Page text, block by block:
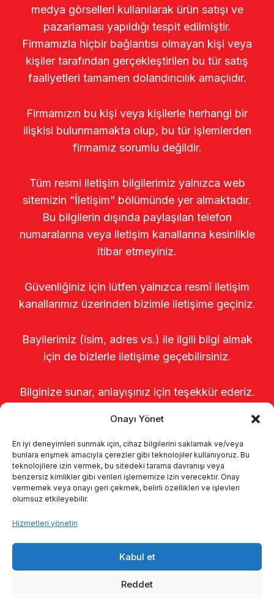
Onayı Yönet
En iyi deneyimleri sunmak için, cihaz bilgilerini saklamak ve/veya
bunlara erişmek amacıyla çerezler gibi teknolojiler kullanıyoruz. Bu
teknolojilere izin vermek, bu sitedeki tarama davranışı veya
benzersiz kimlikler gibi verileri işlememize izin verecektir. Onay
vermemek veya onayı geri çekmek, belirli özellikleri ve işlevleri
olumsuz etkileyebilir.
Hizmetleri yönetin
Kabul et
Reddet
medya görselleri kullanılarak ürün satışı ve
pazarlaması yapıldığı tespit edilmiştir.
Firmamızla hiçbir bağlantısı olmayan kişi veya
kişiler tarafından gerçekleştirilen bu tür satış
faaliyetleri tamamen dolandırıcılık amaçlıdır.
Firmamızın bu kişi veya kişilerle herhangi bir
ilişkisi bulunmamakta olup, bu tür işlemlerden
firmamız sorumlu değildir.
Tüm resmi iletişim bilgilerimiz yalnızca web
sitemizin “İletişim” bölümünde yer almaktadır.
Bu bilgilerin dışında paylaşılan telefon
numaralarına veya iletişim kanallarına kesinlikle
itibar etmeyiniz.
Güvenliğiniz için lütfen yalnızca resmî iletişim
kanallarımız üzerinden bizimle iletişime geçiniz.
Bayilerimiz (isim, adres vs.) ile ilgili bilgi almak
için de bizlerle iletişime geçebilirsiniz.
Bilginize sunar, anlayışınız için teşekkür ederiz.
Kalite politikamız